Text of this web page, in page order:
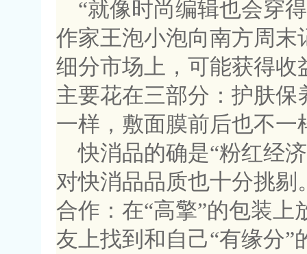
“就像时尚编辑也会穿
作家王泡小泡向南方周末
细分市场上，可能获得收
主要花在三部分：护肤
一样，敷面膜前后也不一
快消品的确是“粉红经
对快消品品质也十分挑剔
合作：在“高擎”的包装
友上找到和自己“有缘分”